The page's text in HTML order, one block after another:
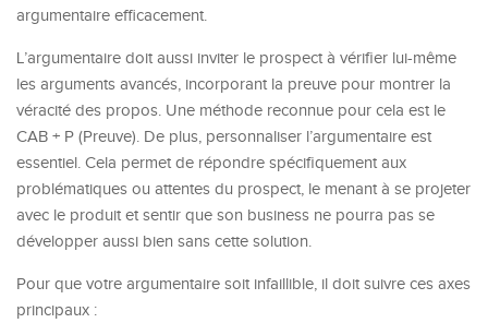
argumentaire efficacement.
L’argumentaire doit aussi inviter le prospect à vérifier lui-même
les arguments avancés, incorporant la preuve pour montrer la
véracité des propos. Une méthode reconnue pour cela est le
CAB + P (Preuve). De plus, personnaliser l’argumentaire est
essentiel. Cela permet de répondre spécifiquement aux
problématiques ou attentes du prospect, le menant à se projeter
avec le produit et sentir que son business ne pourra pas se
développer aussi bien sans cette solution.
Pour que votre argumentaire soit infaillible, il doit suivre ces axes
principaux :